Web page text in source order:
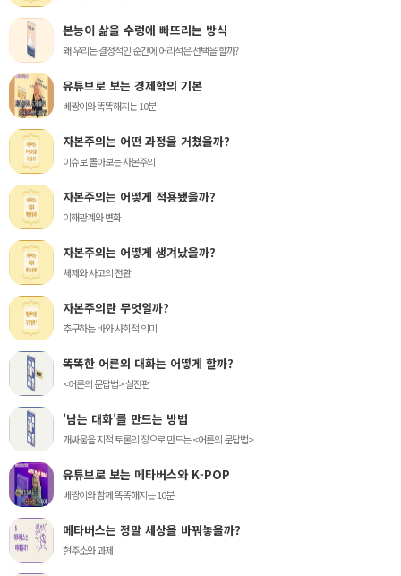
본능이 삶을 수렁에 빠뜨리는 방식
왜 우리는 결정적인 순간에 어리석은 선택을 할까?
유튜브로 보는 경제학의 기본
베짱이와 똑똑해지는 10분
자본주의는 어떤 과정을 거쳤을까?
이슈로 돌아보는 자본주의
자본주의는 어떻게 적용됐을까?
이해관계와 변화
자본주의는 어떻게 생겨났을까?
체제와 사고의 전환
자본주의란 무엇일까?
추구하는 바와 사회적 의미
똑똑한 어른의 대화는 어떻게 할까?
<어른의 문답법> 실전편
'남는 대화'를 만드는 방법
개싸움을 지적 토론의 장으로 만드는 <어른의 문답법>
유튜브로 보는 메타버스와 K-POP
베짱이와 함께 똑똑해지는 10분
메타버스는 정말 세상을 바꿔놓을까?
현주소와 과제